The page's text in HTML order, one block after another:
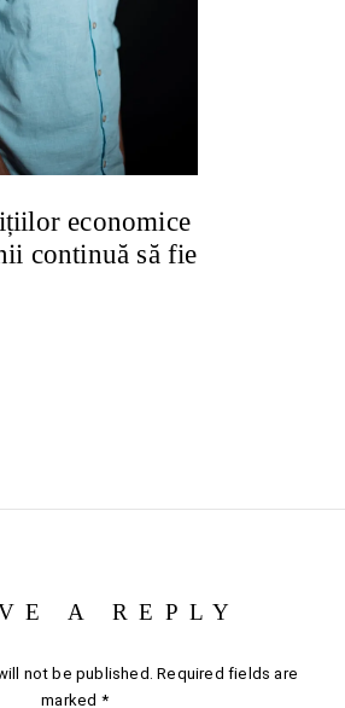
economice
continuă să fie
A REPLY
not be published. Required fields are
marked *